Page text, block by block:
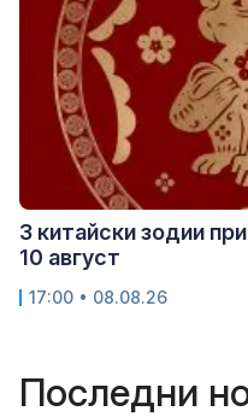
3 китайски зодии
10 август
17:00 • 08.08.26
Последни